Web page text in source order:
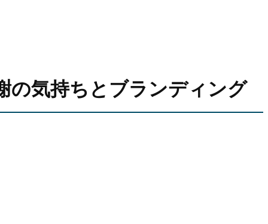
の気持ちとブランディング